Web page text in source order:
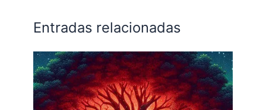
Entradas relacionadas